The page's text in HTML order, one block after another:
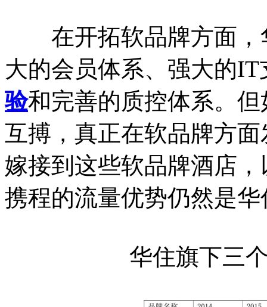
在开拓软品牌方面，
大的会员体系、强大的
验和完善的质控体系。
互搏，真正在软品牌方
嫁接到这些软品牌酒店
携程的流量优势仍然是
华住旗下三